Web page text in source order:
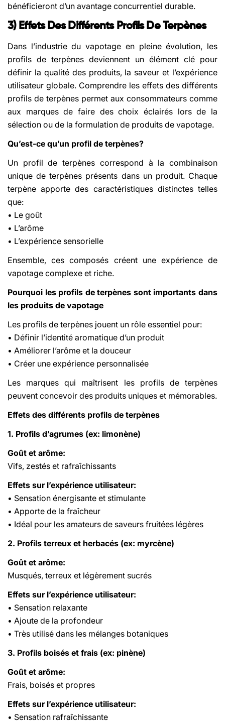
bénéficieront d’un avantage concurrentiel durable.
3) Effets Des Différents Profils De Terpènes
Dans l’industrie du vapotage en pleine évolution, les
profils de terpènes deviennent un élément clé pour
définir la qualité des produits, la saveur et l’expérience
utilisateur globale. Comprendre les effets des différents
profils de terpènes permet aux consommateurs comme
aux marques de faire des choix éclairés lors de la
sélection ou de la formulation de produits de vapotage.
Qu’est-ce qu’un profil de terpènes?
Un profil de terpènes correspond à la combinaison
unique de terpènes présents dans un produit. Chaque
terpène apporte des caractéristiques distinctes telles
que:
• Le goût
• L’arôme
• L’expérience sensorielle
Ensemble, ces composés créent une expérience de
vapotage complexe et riche.
Pourquoi les profils de terpènes sont importants dans
les produits de vapotage
Les profils de terpènes jouent un rôle essentiel pour:
• Définir l’identité aromatique d’un produit
• Améliorer l’arôme et la douceur
• Créer une expérience personnalisée
Les marques qui maîtrisent les profils de terpènes
peuvent concevoir des produits uniques et mémorables.
Effets des différents profils de terpènes
1. Profils d’agrumes (ex: limonène)
Goût et arôme:
Vifs, zestés et rafraîchissants
Effets sur l’expérience utilisateur:
• Sensation énergisante et stimulante
• Apporte de la fraîcheur
• Idéal pour les amateurs de saveurs fruitées légères
2. Profils terreux et herbacés (ex: myrcène)
Goût et arôme:
Musqués, terreux et légèrement sucrés
Effets sur l’expérience utilisateur:
• Sensation relaxante
• Ajoute de la profondeur
• Très utilisé dans les mélanges botaniques
3. Profils boisés et frais (ex: pinène)
Goût et arôme:
Frais, boisés et propres
Effets sur l’expérience utilisateur:
• Sensation rafraîchissante